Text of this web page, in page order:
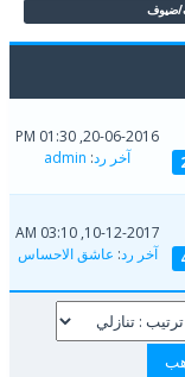
20-06-2016, 01:30 PM
آخر رد:
admin
10-12-2017, 03:10 AM
آخر رد:عاشق الاحساس